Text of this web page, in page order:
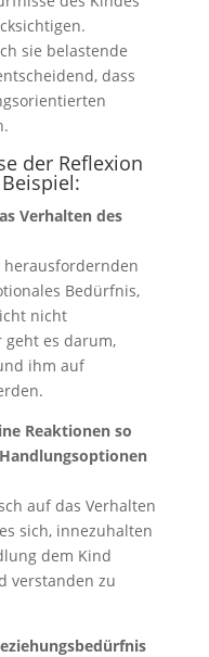
sie belastende
dass
der Reflexion
Verhalten des
Bedürfnis,
nicht
es darum,
ihm auf
Reaktionen so
auf das Verhalten
sich, innezuhalten
dem Kind
verstanden zu